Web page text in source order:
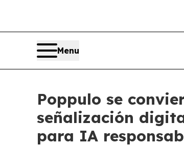
Menu
Poppulo se
señalización
para IA